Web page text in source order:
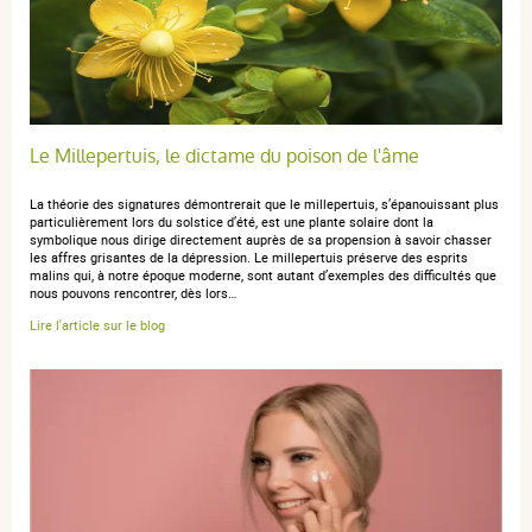
Kevin R.publié le 18 février 2026 suite à une commande du 29
janvier 2026
5 / 5
Très bien
anonymous a.publié le 03 août 2018 suite à une commande du
06 juillet 2018
Le Millepertuis, le dictame du poison de l'âme
La théorie des signatures démontrerait que le millepertuis, s’épanouissant plus
particulièrement lors du solstice d’été, est une plante solaire dont la
symbolique nous dirige directement auprès de sa propension à savoir chasser
les affres grisantes de la dépression. Le millepertuis préserve des esprits
malins qui, à notre époque moderne, sont autant d’exemples des difficultés que
nous pouvons rencontrer, dès lors…
Lire l'article sur le blog